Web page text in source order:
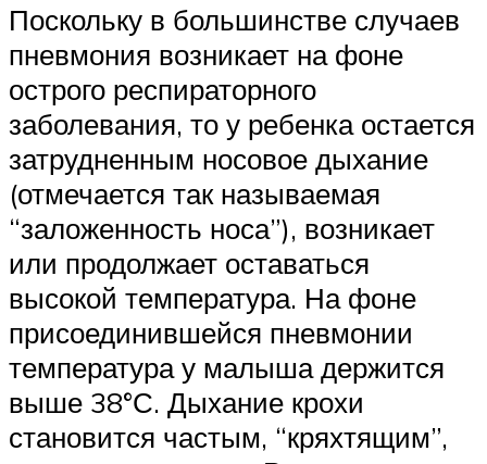
Поскольку в большинстве случаев
пневмония возникает на фоне
острого респираторного
заболевания, то у ребенка остается
затрудненным носовое дыхание
(отмечается так называемая
“заложенность носа”), возникает
или продолжает оставаться
высокой температура. На фоне
присоединившейся пневмонии
температура у малыша держится
выше 38°С. Дыхание крохи
становится частым, “кряхтящим”,